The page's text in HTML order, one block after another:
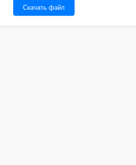
Скачать файл